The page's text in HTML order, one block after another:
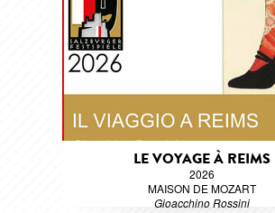
LE VOYAGE À REIMS
2026
MAISON DE MOZART
Gioacchino Rossini